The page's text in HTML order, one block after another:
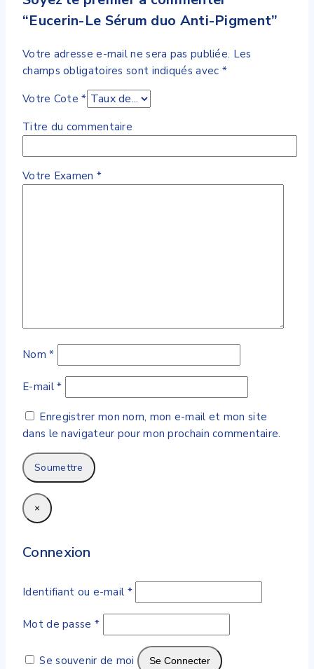
“Eucerin-Le Sérum duo Anti-Pigment”
Votre adresse e-mail ne sera pas publiée. Les
champs obligatoires sont indiqués avec *
Votre Cote*
Titre du commentaire
Votre Examen *
Nom*
E-mail*
Enregistrer mon nom, mon e-mail et mon site
dans le navigateur pour mon prochain commentaire.
×
Connexion
Identifiant ou e-mail *
Mot de passe *
Se souvenir de moi Se Connecter